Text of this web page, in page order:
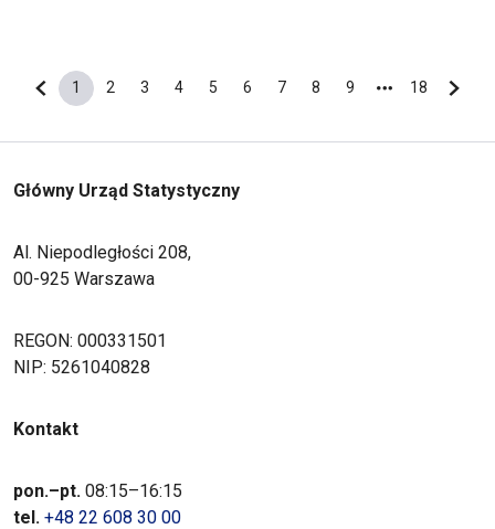
Poprzednia strona
Bieżąca strona
1
Strona
2
Strona
3
Strona
4
Strona
5
Strona
6
Strona
7
Strona
8
Strona
9
Ostatnia
18
Główny Urząd Statystyczny
Al. Niepodległości 208,
00-925 Warszawa
REGON: 000331501
NIP: 5261040828
Kontakt
pon.–pt. 08:15–16:15
tel. +48 22 608 30 00